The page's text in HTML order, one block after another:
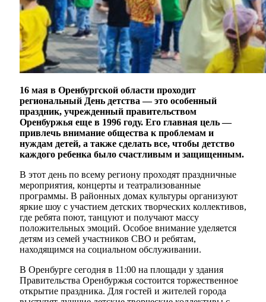
16 мая в Оренбургской области проходит
региональный День детства — это особенный
праздник, учрежденный правительством
Оренбуржья еще в 1996 году. Его главная цель —
привлечь внимание общества к проблемам и
нуждам детей, а также сделать все, чтобы детство
каждого ребенка было счастливым и защищенным.
В этот день по всему региону проходят праздничные
мероприятия, концерты и театрализованные
программы. В районных домах культуры организуют
яркие шоу с участием детских творческих коллективов,
где ребята поют, танцуют и получают массу
положительных эмоций. Особое внимание уделяется
детям из семей участников СВО и ребятам,
находящимся на социальном обслуживании.
В Оренбурге сегодня в 11:00 на площади у здания
Правительства Оренбуржья состоится торжественное
открытие праздника. Для гостей и жителей города